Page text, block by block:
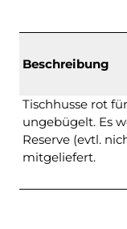
Beschreibung
Tischhusse rot
ungebügelt. Es
Reserve (evtl.
mitgeliefert.